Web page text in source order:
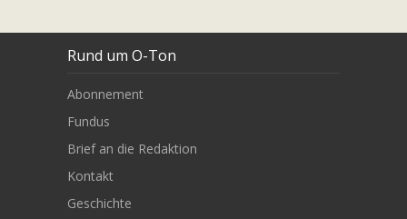
Rund um O-Ton
Abonnement
Fundus
Brief an die Redaktion
Kontakt
Geschichte